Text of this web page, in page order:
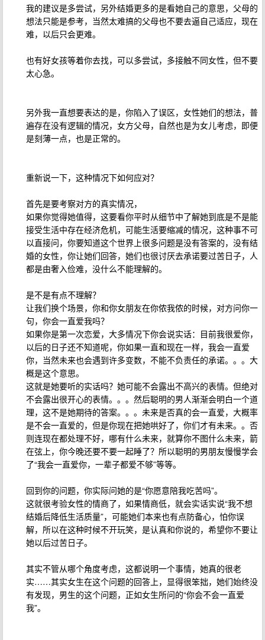
我的建议是多尝试，另外结婚更多的是看她自己的意思，父母的
想法只能是参考，当然太难搞的父母也不要去逼自己适应，现在
难，以后只会更难。
也有好女孩等着你去找，可以多尝试，多接触不同女性，但不要
太心急。
另外我一直想要表达的是，你陷入了误区，女性她们的想法，普
遍存在没有逻辑的情况，女方父母，自然也是为女儿考虑，即便
是刻薄一点，也是正常的。
重新说一下，这种情况下如何应对？
首先是要考察对方的真实情况，
如果你觉得她值得，这要看你平时从细节中了解她到底是不是能
接受生活中存在经济危机，可能生活要缩减的情况，这种事不可
以直接问，你要知道这个世界上很多问题是没有答案的，没有结
婚的女性，你让她们回答，她们也很讨厌去承诺要过苦日子，人
都是由奢入俭难，没什么不能理解的。
是不是有点不理解？
让我们换个场景，你和你女朋友在你侬我侬的时候，对方问你一
句，你会一直爱我吗？
如果你是第一次恋爱，大多情况下你会说实话：目前我很爱你，
以后的日子还不知道呢，你如果一直和现在一样，我会一直爱
你，当然未来也会遇到许多变数，不能不负责任的承诺。。。大
概是这个意思。
这就是她要听的实话吗？她可能不会露出不高兴的表情。但绝对
不会露出很开心的表情。。。然后聪明的男人渐渐会明白一个道
理，这不是她期待的答案。。。未来是否真的会一直爱，大概率
是不会一直爱的，但是你现在把她哄好了，你们才有未来。。否
则连现在都处理不好，哪有什么未来，就算你不图什么未来，箭
在弦上，你今晚还要不要一起睡了？所以聪明的男朋友慢慢学会
了“我会一直爱你，一辈子都爱不够”等等。
回到你的问题，你实际问她的是“你愿意陪我吃苦吗”。
这就很考验女性的情商了，如果情商低，就会实话实说“我不想
结婚后降低生活质量”，可能她们本来也有点防备心，怕你误
解，所以在这种时候不开玩笑，是认真和你说的，希望你不要让
她以后过苦日子。
其实不管从哪个角度考虑，这都说明一个事情，她真的很老
实……其实女生在这个问题的回答上，显得很笨拙，她们始终没
有发现，男生的这个问题，正如女生所问的“你会不会一直爱
我”。